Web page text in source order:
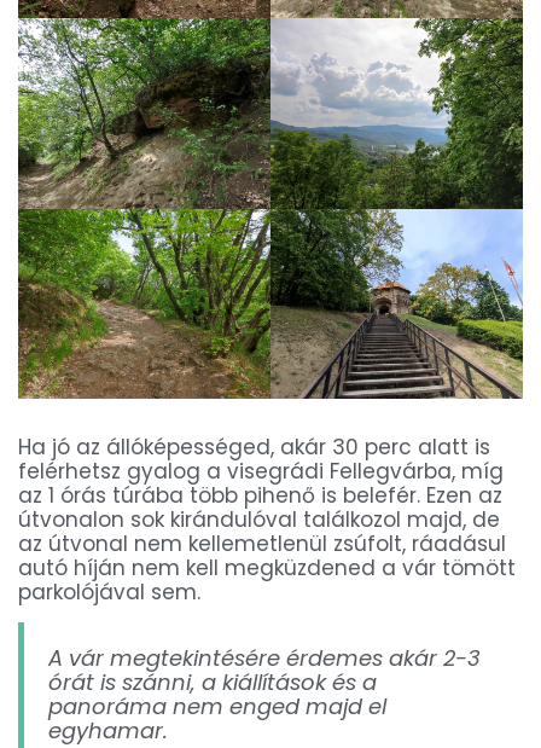
Ha jó az állóképességed, akár 30 perc alatt is
felérhetsz gyalog a visegrádi Fellegvárba, míg
az 1 órás túrába több pihenő is belefér. Ezen az
útvonalon sok kirándulóval találkozol majd, de
az útvonal nem kellemetlenül zsúfolt, ráadásul
autó híján nem kell megküzdened a vár tömött
parkolójával sem.
A vár megtekintésére érdemes akár 2-3
órát is szánni, a kiállítások és a
panoráma nem enged majd el
egyhamar.